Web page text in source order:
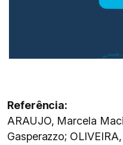
Referência:
ARAUJO, Marcela
Gasperazzo;